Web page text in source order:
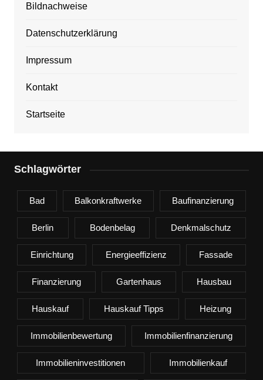
Bildnachweise
Datenschutzerklärung
Impressum
Kontakt
Startseite
Schlagwörter
Bad Balkonkraftwerke Baufinanzierung
Berlin Bodenbelag Denkmalschutz
Einrichtung Energieeffizienz Fassade
Finanzierung Gartenhaus Hausbau
Hauskauf Hauskauf Tipps Heizung
Immobilienbewertung Immobilienfinanzierung
Immobilieninvestitionen Immobilienkauf